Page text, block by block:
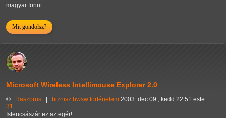
magyar forint.
Mit gondolsz?
Microsoft Wireless Intellimouse Explorer 2.0
© Haszprus | biznisz hwsw történelem 2003. dec 09., kedd 22:51 este
31
Istencsászár ez az egér!